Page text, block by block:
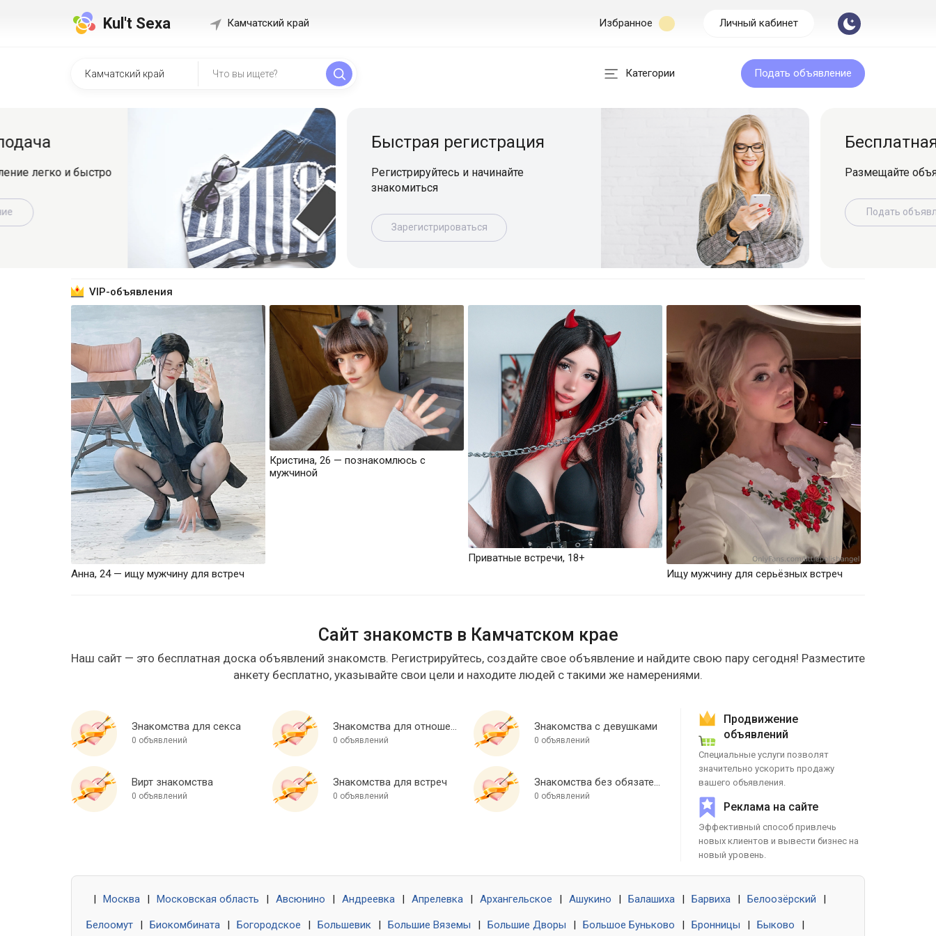
Kul't Sexa Камчатский край Избранное Личный кабинет
Категории Подать объявление
Быстрая регистрация
Регистрируйтесь и начинайте
знакомиться
Зарегистрироваться
Бесплатная подача
Размещайте объявление легко и
Подать объявление
VIP-объявления
Анна, 24 — ищу мужчину для встреч
Кристина, 26 — познакомлюсь с
мужчиной
Приватные встречи, 18+
Ищу мужчину для серьёзных встреч
Сайт знакомств в Камчатском крае
Наш сайт — это бесплатная доска объявлений знакомств. Регистрируйтесь, создайте свое объявление и найдите свою пару сегодня! Разместите
анкету бесплатно, указывайте свои цели и находите людей с такими же намерениями.
Знакомства для секса
0 объявлений
Знакомства для отношений
0 объявлений
Знакомства с девушками
0 объявлений
Вирт знакомства
0 объявлений
Знакомства для встреч
0 объявлений
Знакомства без обязательств
0 объявлений
Продвижение
объявлений
Специальные услуги позволят
значительно ускорить продажу
вашего объявления.
Реклама на сайте
Эффективный способ привлечь
новых клиентов и вывести бизнес на
новый уровень.
Москва Московская область Авсюнино Андреевка Апрелевка Архангельское Ашукино Балашиха Барвиха Белоозёрский
Белоомут Биокомбината Богородское Большевик Большие Вяземы Большие Дворы Большое Буньково Бронницы Быково